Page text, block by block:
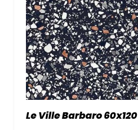
Le Ville Barbaro 60x120